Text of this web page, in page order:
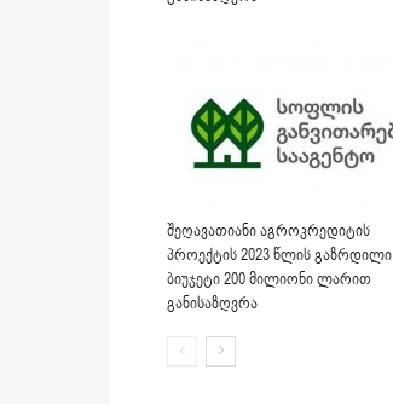
შეღავათიანი აგროკრედიტის
პროექტის 2023 წლის გაზრდილი
ბიუჯეტი 200 მილიონი ლარით
განისაზღვრა